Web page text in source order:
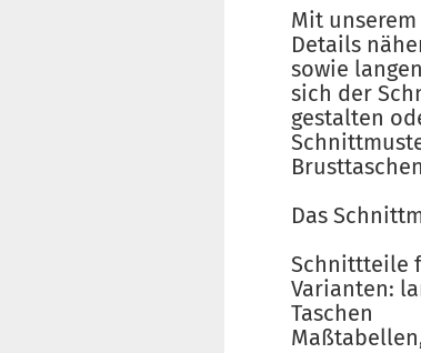
Mit
Details
sowie
sich der
gestalten
Das
Schnittteile
Varianten:
Taschen